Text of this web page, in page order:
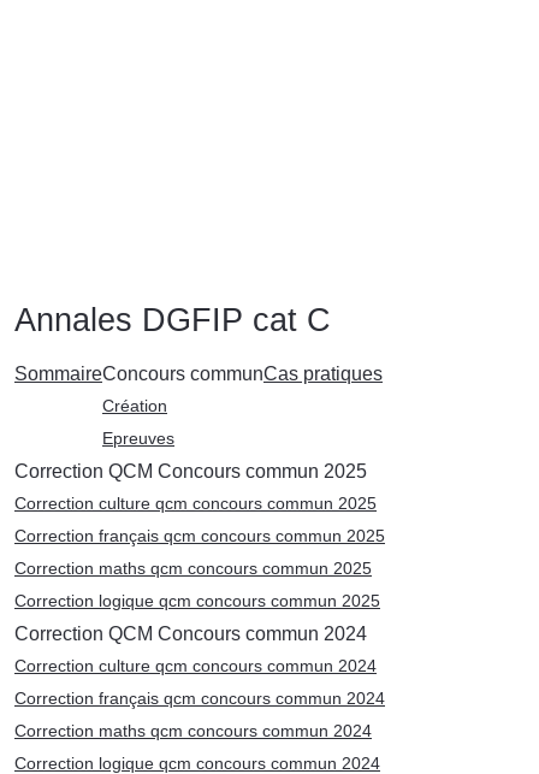
Annales DGFIP cat C
SommaireConcours commun
Création
Epreuves
Cas pratiques
Correction QCM Concours commun 2025
Correction culture qcm concours commun 2025
Correction français qcm concours commun 2025
Correction maths qcm concours commun 2025
Correction logique qcm concours commun 2025
Correction QCM Concours commun 2024
Correction culture qcm concours commun 2024
Correction français qcm concours commun 2024
Correction maths qcm concours commun 2024
Correction logique qcm concours commun 2024